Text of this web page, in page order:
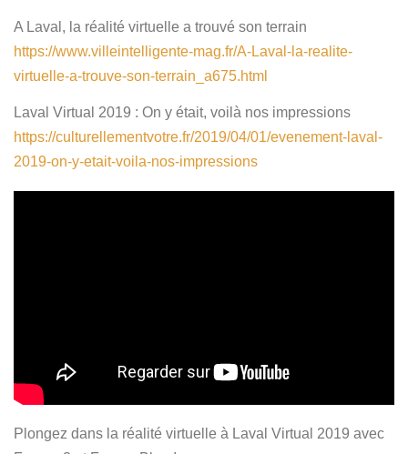
A Laval, la réalité virtuelle a trouvé son terrain
https://www.villeintelligente-mag.fr/A-Laval-la-realite-
virtuelle-a-trouve-son-terrain_a675.html
Laval Virtual 2019 : On y était, voilà nos impressions
https://culturellementvotre.fr/2019/04/01/evenement-laval-
2019-on-y-etait-voila-nos-impressions
Plongez dans la réalité virtuelle à Laval Virtual 2019 avec